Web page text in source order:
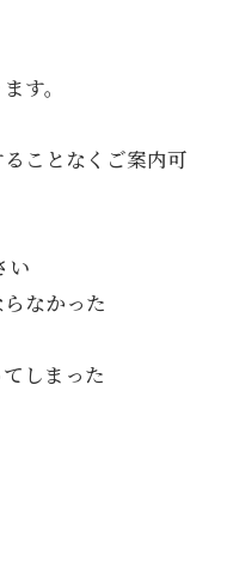
す。
ことなくご案内可
い
なかった
しまった